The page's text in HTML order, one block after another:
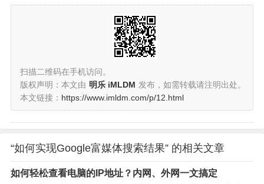
扫描二维码在手机访问。
版权声明：本文由 明乐 iMLDM 发布，如需转载请注明出处。
本文链接： https://www.imldm.com/p/12.html
“如何实现Google富媒体搜索结果” 的相关文章
如何轻松查看电脑的IP地址？内网、外网一文搞定